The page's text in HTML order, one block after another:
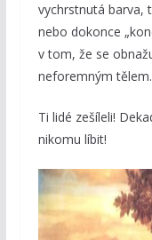
vychrstnutá barva,
nebo dokonce
v tom, že se
neforemným tělem.
Ti lidé zešíleli!
nikomu líbit!